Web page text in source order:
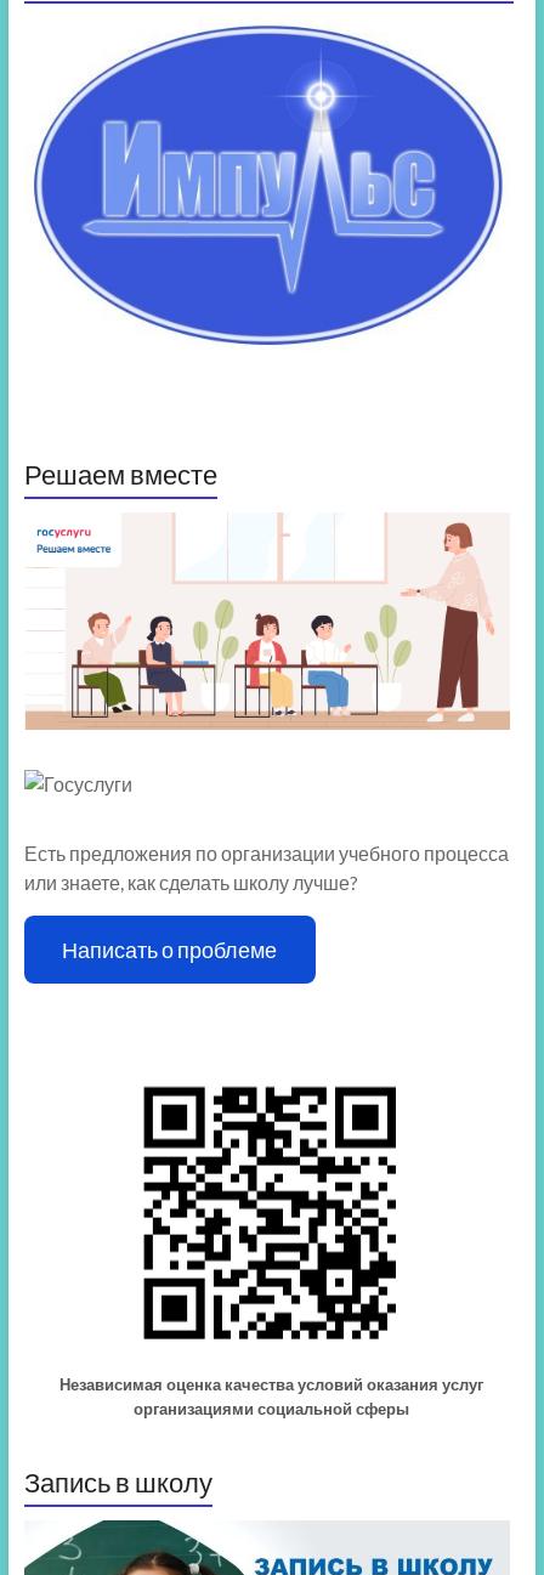
Решаем вместе
Есть предложения по организации учебного процесса
или знаете, как сделать школу лучше?
Написать о проблеме
Независимая оценка качества условий оказания услуг
организациями социальной сферы
Запись в школу